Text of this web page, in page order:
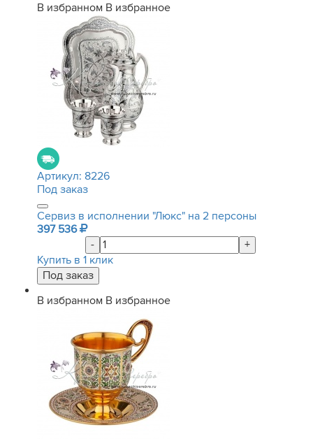
В избранном В избранное
Артикул: 8226
Под заказ
Сервиз в исполнении "Люкс" на 2 персоны
397 536
-
+
Купить в 1 клик
В избранном В избранное